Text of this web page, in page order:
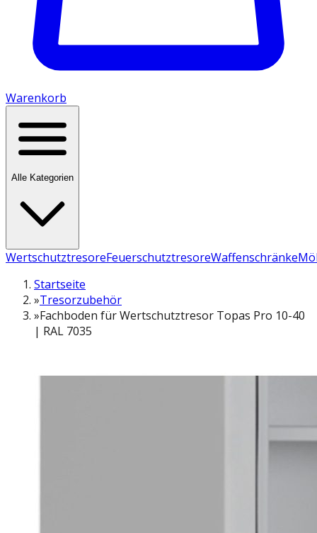
Warenkorb
Alle Kategorien
WertschutztresoreFeuerschutztresoreWaffenschränke
Startseite
»Tresorzubehör
»Fachboden für Wertschutztresor Topas Pro 10-40
| RAL 7035